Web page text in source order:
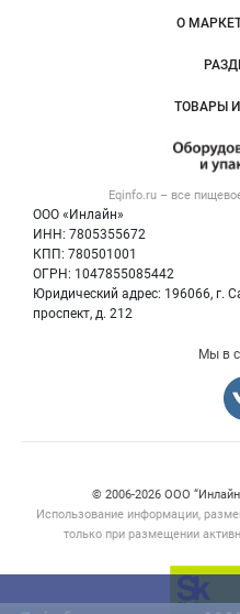
Важные разделы и
Eqinfo.ru – все
ООО «Инлайн»
ИНН: 7805355672
КПП: 780501001
ОГРН: 1047855085442
Юридический адрес: 196066, г.
проспект, д. 212
Навигация по сайту
О
Политика
ТОВАРЫ
Тара
Б/у
Мы в
© 2006‑2026 ООО
Использование информации,
только при размещении